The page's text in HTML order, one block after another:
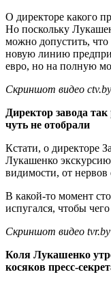
О директоре какого
Но поскольку
можно допустить,
новую линию
евро, но на полную
Скриншот видео ctv.by
Директор завода
чуть не отобрали
Кстати, о директоре
Лукашенко
видимости, от нервов
В какой-то момент
испугался, чтобы
Скриншот видео tvr.by
Коля Лукашенко
косяков пресс-